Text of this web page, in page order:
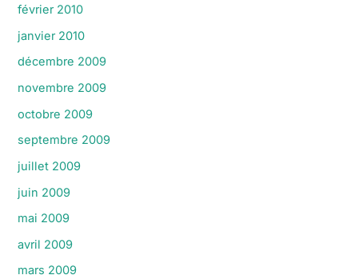
février 2010
janvier 2010
décembre 2009
novembre 2009
octobre 2009
septembre 2009
juillet 2009
juin 2009
mai 2009
avril 2009
mars 2009